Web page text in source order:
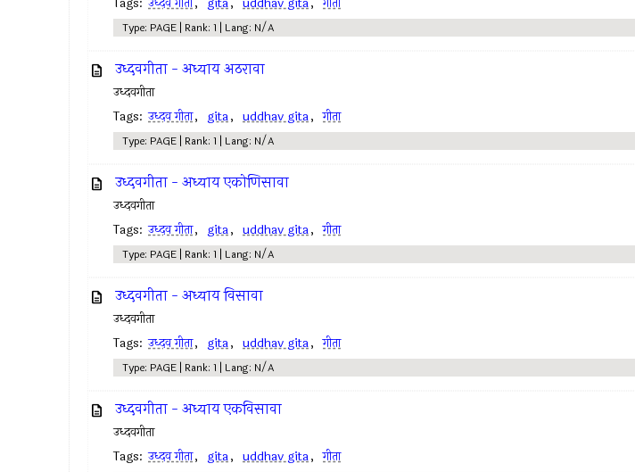
Type: PAGE | Rank: 1 | Lang: N/A
उध्दवगीता - अध्याय अठरावा
उध्दवगीता
Tags: उध्दव गीता, gita, uddhav gita, गीता
Type: PAGE | Rank: 1 | Lang: N/A
उध्दवगीता - अध्याय एकोणिसावा
उध्दवगीता
Tags: उध्दव गीता, gita, uddhav gita, गीता
Type: PAGE | Rank: 1 | Lang: N/A
उध्दवगीता - अध्याय विसावा
उध्दवगीता
Tags: उध्दव गीता, gita, uddhav gita, गीता
Type: PAGE | Rank: 1 | Lang: N/A
उध्दवगीता - अध्याय एकविसावा
उध्दवगीता
Tags: उध्दव गीता, gita, uddhav gita, गीता